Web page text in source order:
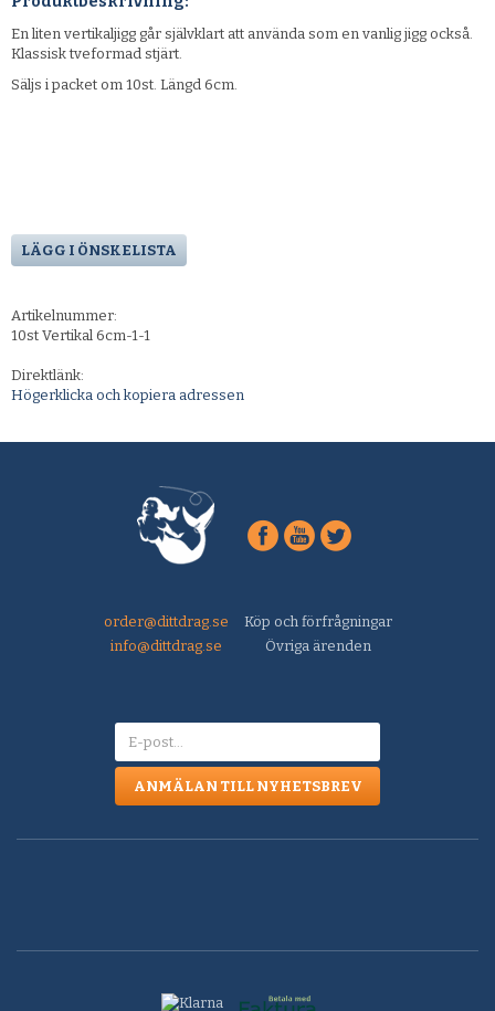
En liten vertikaljigg går självklart att använda som en vanlig jigg också.
Klassisk tveformad stjärt.
Säljs i packet om 10st. Längd 6cm.
LÄGG I ÖNSKELISTA
Artikelnummer:
10st Vertikal 6cm-1-1
Direktlänk:
Högerklicka och kopiera adressen
order@dittdrag.se
Köp och förfrågningar
info@dittdrag.se
Övriga ärenden
ANMÄLAN TILL NYHETSBREV